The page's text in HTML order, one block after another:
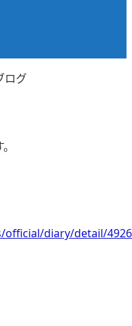
ログ
diary/detail/